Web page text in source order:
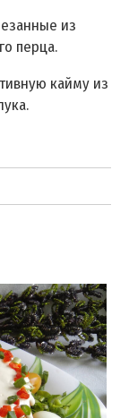
из
перца.
кайму из